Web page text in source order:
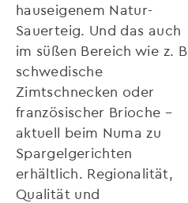
hauseigenem Natur-
Sauerteig. Und das auch
im süßen Bereich wie z. B.
schwedische
Zimtschnecken oder
französischer Brioche –
aktuell beim Numa zu
Spargelgerichten
erhältlich. Regionalität,
Qualität und